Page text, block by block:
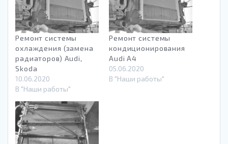
Ремонт системы
охлаждения (замена
радиаторов) Audi,
Skoda
10.06.2020
В "Наши работы"
Ремонт системы
кондиционирования
Audi A4
05.06.2020
В "Наши работы"